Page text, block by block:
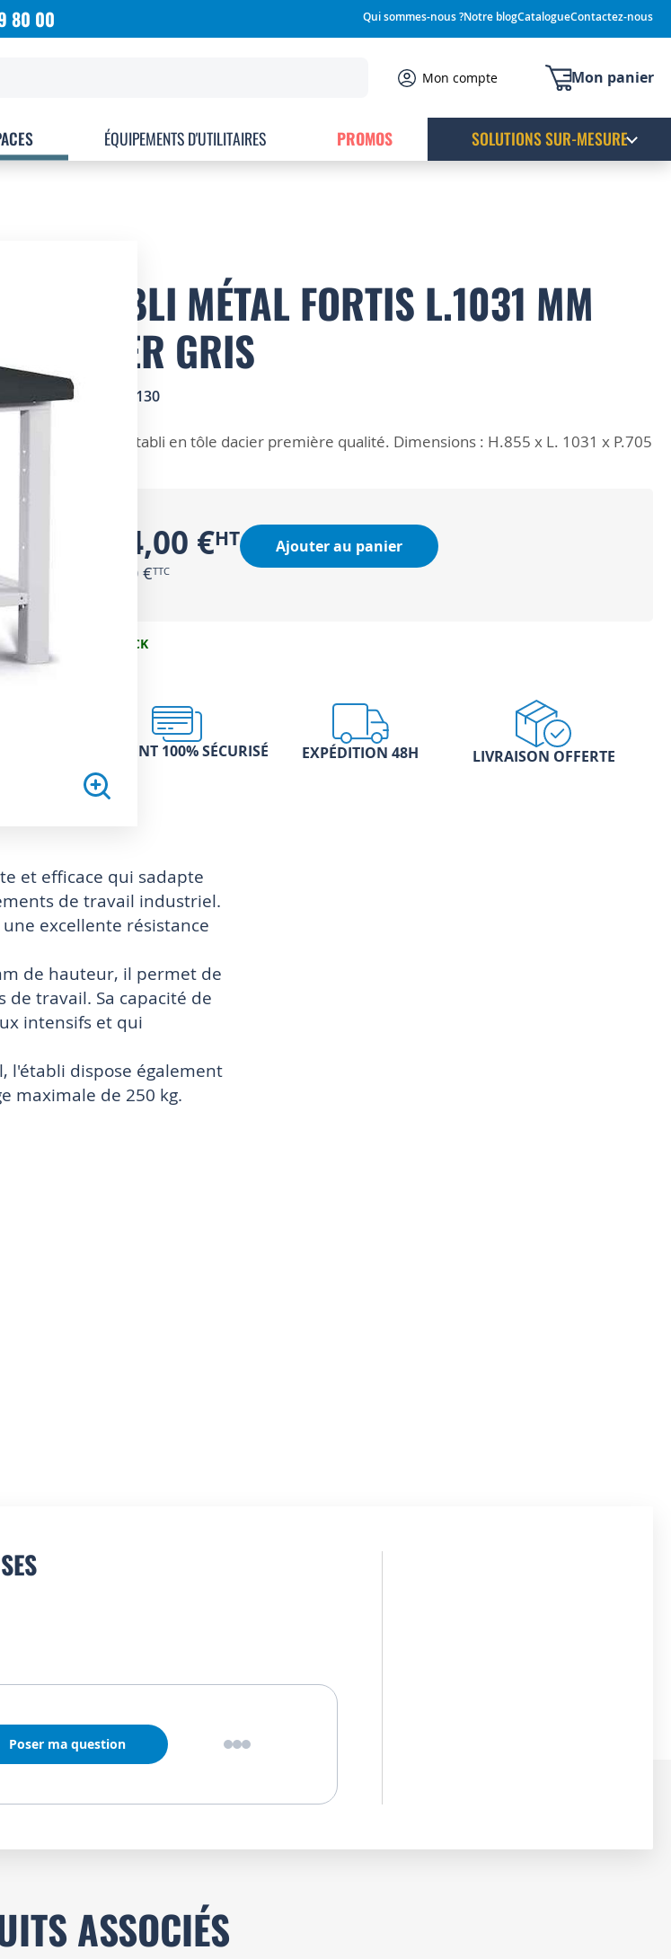
Qui sommes-nous ?Notre blogCatalogueContactez-nous
80 00
Mon panier
Mon compte
ÉQUIPEMENTS D'UTILITAIRES PROMOS SOLUTIONS SUR-MESURE
ETABLI MÉTAL FORTIS L.1031 MM
ACIER GRIS
SKU 4505130
Établi en tôle dacier première qualité. Dimensions : H.855 x L. 1031 x P.705
344,00 €
412,80 €
Ajouter au panier
EN STOCK
PAIEMENT 100% SÉCURISÉ EXPÉDITION 48H LIVRAISON OFFERTE
et efficace qui sadapte
de travail industriel.
excellente résistance
de hauteur, il permet de
travail. Sa capacité de
intensifs et qui
l'établi dispose également
maximale de 250 kg.
Poser ma question
ASSOCIÉS